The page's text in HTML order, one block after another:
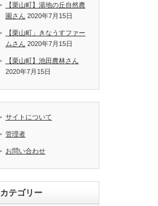
【栗山町】湯地の丘自然農
園さん 2020年7月15日
【栗山町」きなうすファー
ムさん 2020年7月15日
【栗山町】池田農林さん
2020年7月15日
サイトについて
管理者
お問い合わせ
カテゴリー